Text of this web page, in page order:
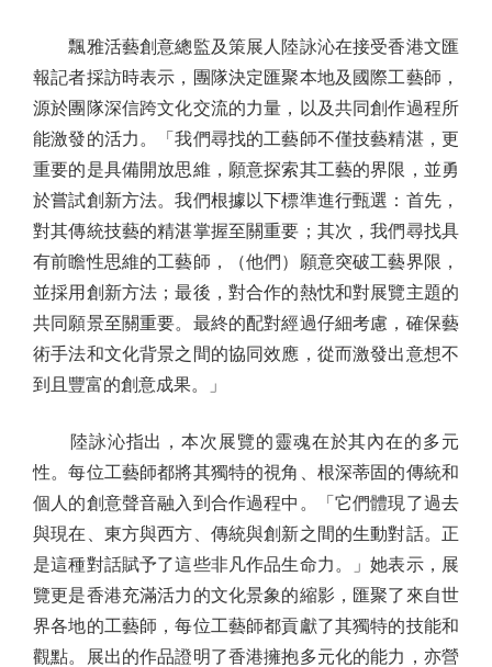
飄雅活藝創意總監及策展人陸詠沁在接受香港文匯
報記者採訪時表示，團隊決定匯聚本地及國際工藝師，
源於團隊深信跨文化交流的力量，以及共同創作過程所
能激發的活力。「我們尋找的工藝師不僅技藝精湛，更
重要的是具備開放思維，願意探索其工藝的界限，並勇
於嘗試創新方法。我們根據以下標準進行甄選：首先，
對其傳統技藝的精湛掌握至關重要；其次，我們尋找具
有前瞻性思維的工藝師，（他們）願意突破工藝界限，
並採用創新方法；最後，對合作的熱忱和對展覽主題的
共同願景至關重要。最終的配對經過仔細考慮，確保藝
術手法和文化背景之間的協同效應，從而激發出意想不
到且豐富的創意成果。」
陸詠沁指出，本次展覽的靈魂在於其內在的多元
性。每位工藝師都將其獨特的視角、根深蒂固的傳統和
個人的創意聲音融入到合作過程中。「它們體現了過去
與現在、東方與西方、傳統與創新之間的生動對話。正
是這種對話賦予了這些非凡作品生命力。」她表示，展
覽更是香港充滿活力的文化景象的縮影，匯聚了來自世
界各地的工藝師，每位工藝師都貢獻了其獨特的技能和
觀點。展出的作品證明了香港擁抱多元化的能力，亦營